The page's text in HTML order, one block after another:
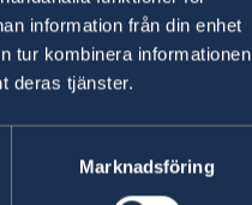
information från din enhet
tur kombinera informationen
deras tjänster.
Marknadsföring